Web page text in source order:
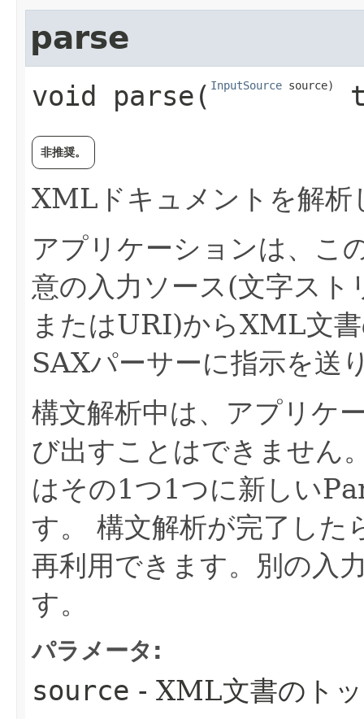
parse
void parse​( InputSource source)
非推奨。
XMLドキュメントを解析
アプリケーションは、こ
意の入力ソース(文字ス
またはURI)からXML文
SAXパーサーに指示を送
構文解析中は、アプリケ
び出すことはできません
はその1つ1つに新しい
す。
構文解析が完了し
再利用できます。別の入
す。
パラメータ:
source - XML文書のト